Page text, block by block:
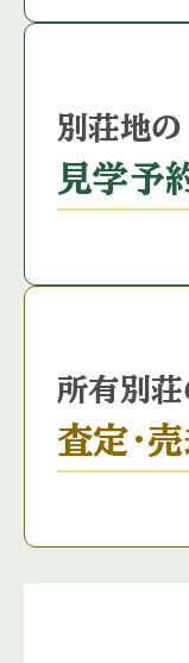
別荘地の
見学予
所有別荘
査定・